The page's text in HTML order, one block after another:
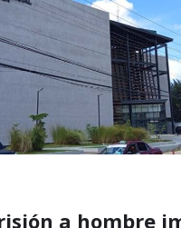
a hombre